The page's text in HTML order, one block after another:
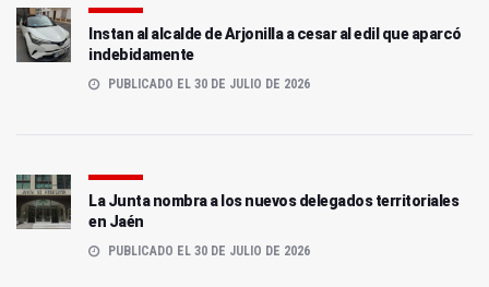
Instan al alcalde de Arjonilla a cesar al edil que aparcó
indebidamente
PUBLICADO EL 30 DE JULIO DE 2026
La Junta nombra a los nuevos delegados territoriales
en Jaén
PUBLICADO EL 30 DE JULIO DE 2026